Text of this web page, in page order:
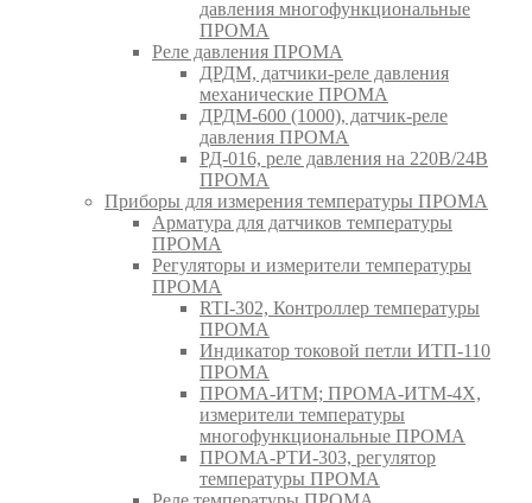
давления многофункциональные
ПРОМА
Реле давления ПРОМА
ДРДМ, датчики-реле давления
механические ПРОМА
ДРДМ-600 (1000), датчик-реле
давления ПРОМА
РД-016, реле давления на 220В/24В
ПРОМА
Приборы для измерения температуры ПРОМА
Арматура для датчиков температуры
ПРОМА
Регуляторы и измерители температуры
ПРОМА
RTI-302, Контроллер температуры
ПРОМА
Индикатор токовой петли ИТП-110
ПРОМА
ПРОМА-ИТМ; ПРОМА-ИТМ-4Х,
измерители температуры
многофункциональные ПРОМА
ПРОМА-РТИ-303, регулятор
температуры ПРОМА